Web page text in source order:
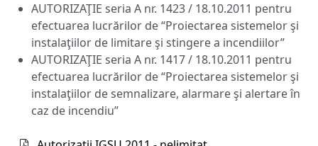
AUTORIZAŢIE seria A nr. 1423 / 18.10.2011 pentru
efectuarea lucrărilor de “Proiectarea sistemelor şi
instalaţiilor de limitare şi stingere a incendiilor”
AUTORIZAŢIE seria A nr. 1417 / 18.10.2011 pentru
efectuarea lucrărilor de “Proiectarea sistemelor şi
instalaţiilor de semnalizare, alarmare şi alertare în
caz de incendiu”